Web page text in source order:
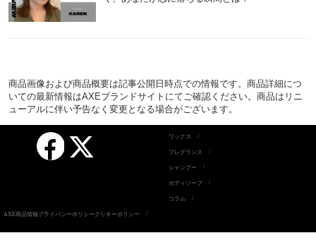
商品画像および商品概要は記事公開日時点での情報です。商品詳細につ
いての最新情報はAXEブランドサイトにてご確認ください。商品はリニ
ューアルに伴い予告なく変更となる場合がございます。
Facebook ワックス
フレグランス
シャンプー
ボディソープ
コラム
AXE商品情報 プライバシーポリシー クッキーポリシー